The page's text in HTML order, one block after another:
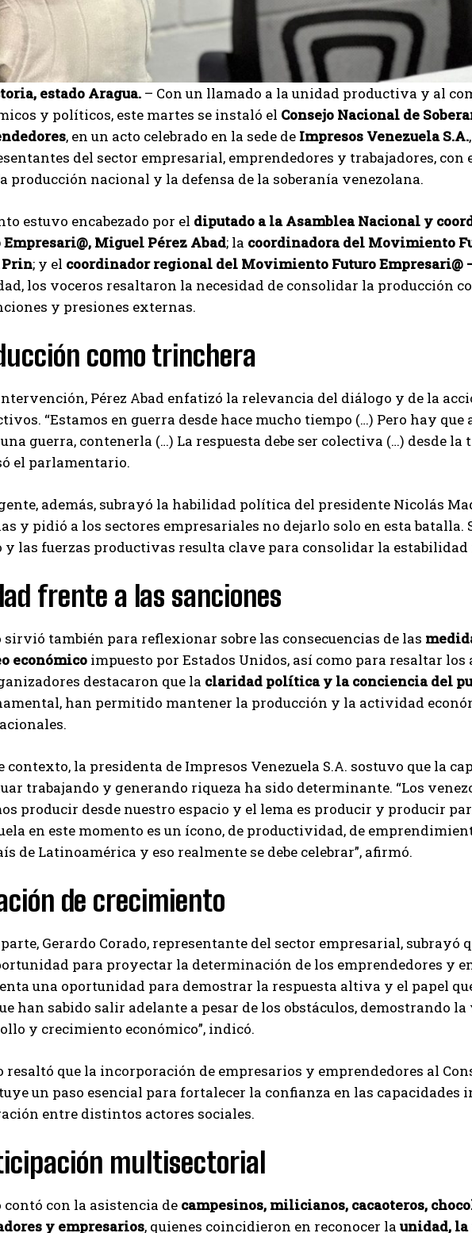
estado Aragua. – Con un llamado a la unidad productiva y al
y políticos, este martes se instaló el Consejo Nacional de
, en un acto celebrado en la sede de Impresos Venezuela S.A.
del sector empresarial, emprendedores y trabajadores,
producción nacional y la defensa de la soberanía venezolana.
estuvo encabezado por el diputado a la Asamblea Nacional y
Empresari@, Miguel Pérez Abad; la coordinadora del Movimiento
; y el coordinador regional del Movimiento Futuro Empresari@
los voceros resaltaron la necesidad de consolidar la producción
y presiones externas.
como trinchera
Pérez Abad enfatizó la relevancia del diálogo y de la
“Estamos en guerra desde hace mucho tiempo (…) Pero hay
guerra, contenerla (…) La respuesta debe ser colectiva (…) desde
el parlamentario.
además, subrayó la habilidad política del presidente Nicolás
y pidió a los sectores empresariales no dejarlo solo en esta batalla.
y las fuerzas productivas resulta clave para consolidar la
frente a las sanciones
sirvió también para reflexionar sobre las consecuencias de las
económico impuesto por Estados Unidos, así como para resaltar
destacaron que la claridad política y la conciencia del
han permitido mantener la producción y la actividad
contexto, la presidenta de Impresos Venezuela S.A. sostuvo que la
trabajando y generando riqueza ha sido determinante. “Los
producir desde nuestro espacio y el lema es producir y producir
en este momento es un ícono, de productividad, de
de Latinoamérica y eso realmente se debe celebrar”, afirmó.
de crecimiento
Gerardo Corado, representante del sector empresarial, subrayó
para proyectar la determinación de los emprendedores y
una oportunidad para demostrar la respuesta altiva y el papel
han sabido salir adelante a pesar de los obstáculos, demostrando
y crecimiento económico”, indicó.
resaltó que la incorporación de empresarios y emprendedores al
un paso esencial para fortalecer la confianza en las capacidades
entre distintos actores sociales.
multisectorial
contó con la asistencia de campesinos, milicianos, cacaoteros,
y empresarios, quienes coincidieron en reconocer la unidad,